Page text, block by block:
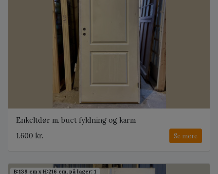
Enkeltdør m. buet fyldning og karm
1.600 kr.
Se mere
B:139 cm x H:216 cm, på lager: 1